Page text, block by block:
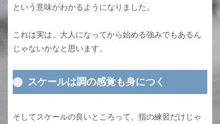
という意味がわかるようになりました。
これは実は、大人になってから始める強みでもあるん
じゃないかなと思います。
スケールは調の感覚も身につく
そしてスケールの良いところって、指の練習だけじゃ